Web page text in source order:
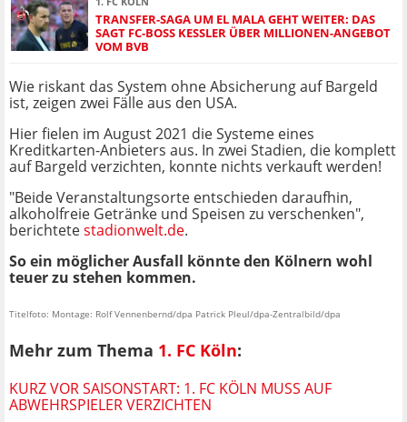
TRANSFER-SAGA UM EL MALA GEHT WEITER: DAS
SAGT FC-BOSS KESSLER ÜBER MILLIONEN-ANGEBOT
VOM BVB
Wie riskant das System ohne Absicherung auf Bargeld
ist, zeigen zwei Fälle aus den USA.
Hier fielen im August 2021 die Systeme eines
Kreditkarten-Anbieters aus. In zwei Stadien, die komplett
auf Bargeld verzichten, konnte nichts verkauft werden!
"Beide Veranstaltungsorte entschieden daraufhin,
alkoholfreie Getränke und Speisen zu verschenken",
berichtetestadionwelt.de.
So ein möglicher Ausfall könnte den Kölnern wohl
teuer zu stehen kommen.
Titelfoto: Montage: Rolf Vennenbernd/dpa Patrick Pleul/dpa-Zentralbild/dpa
Mehr zum Thema 1. FC Köln:
KURZ VOR SAISONSTART: 1. FC KÖLN MUSS AUF
ABWEHRSPIELER VERZICHTEN